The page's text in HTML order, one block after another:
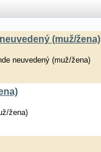
(muž/žena)
neuvedený (muž/žena)
žena)